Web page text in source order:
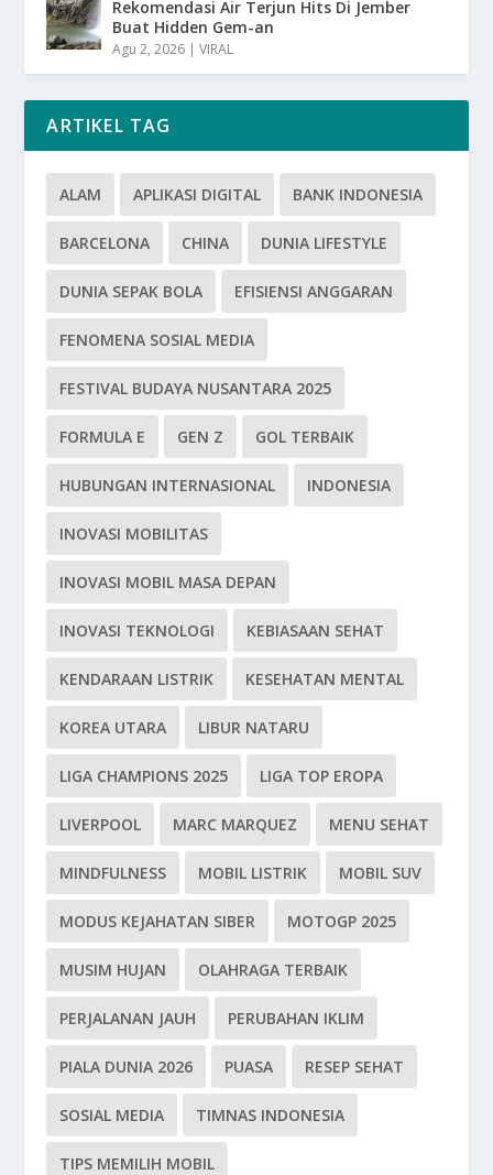
Rekomendasi Air Terjun Hits Di Jember
Buat Hidden Gem-an
Agu 2, 2026 |VIRAL
ARTIKEL TAG
ALAM APLIKASI DIGITAL BANK INDONESIA
BARCELONA CHINA DUNIA LIFESTYLE
DUNIA SEPAK BOLA EFISIENSI ANGGARAN
FENOMENA SOSIAL MEDIA
FESTIVAL BUDAYA NUSANTARA 2025
FORMULA E GEN Z GOL TERBAIK
HUBUNGAN INTERNASIONAL INDONESIA
INOVASI MOBILITAS
INOVASI MOBIL MASA DEPAN
INOVASI TEKNOLOGI KEBIASAAN SEHAT
KENDARAAN LISTRIK KESEHATAN MENTAL
KOREA UTARA LIBUR NATARU
LIGA CHAMPIONS 2025 LIGA TOP EROPA
LIVERPOOL MARC MARQUEZ MENU SEHAT
MINDFULNESS MOBIL LISTRIK MOBIL SUV
MODUS KEJAHATAN SIBER MOTOGP 2025
MUSIM HUJAN OLAHRAGA TERBAIK
PERJALANAN JAUH PERUBAHAN IKLIM
PIALA DUNIA 2026 PUASA RESEP SEHAT
SOSIAL MEDIA TIMNAS INDONESIA
TIPS MEMILIH MOBIL